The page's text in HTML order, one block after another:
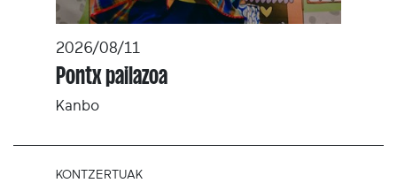
2026/08/11
Pontx pailazoa
Kanbo
KONTZERTUAK